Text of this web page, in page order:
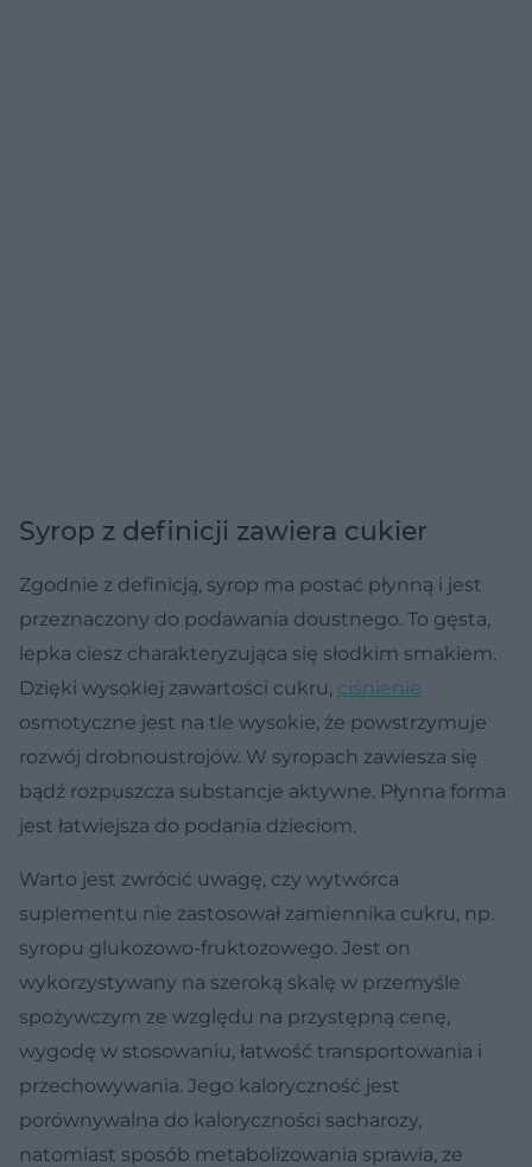
Syrop z definicji zawiera cukier
Zgodnie z definicją, syrop ma postać płynną i jest
przeznaczony do podawania doustnego. To gęsta,
lepka ciesz charakteryzująca się słodkim smakiem.
Dzięki wysokiej zawartości cukru, ciśnienie
osmotyczne jest na tle wysokie, że powstrzymuje
rozwój drobnoustrojów. W syropach zawiesza się
bądź rozpuszcza substancje aktywne. Płynna forma
jest łatwiejsza do podania dzieciom.
Warto jest zwrócić uwagę, czy wytwórca
suplementu nie zastosował zamiennika cukru, np.
syropu glukozowo-fruktozowego. Jest on
wykorzystywany na szeroką skalę w przemyśle
spożywczym ze względu na przystępną cenę,
wygodę w stosowaniu, łatwość transportowania i
przechowywania. Jego kaloryczność jest
porównywalna do kaloryczności sacharozy,
natomiast sposób metabolizowania sprawia, ze